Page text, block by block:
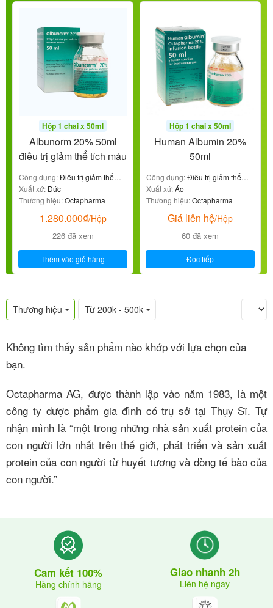
Hộp 1 chai x 50ml
Albunorm 20% 50ml
điều trị giảm thể tích máu
Công dụng:Điều trị giảm thể
tích máu
Xuất xứ:Đức
Thương hiệu:Octapharma
1.280.000₫/Hộp
226 đã xem
Thêm vào giỏ hàng
Hộp 1 chai x 50ml
Human Albumin 20%
50ml
Công dụng:Điều trị giảm thể
tích máu
Xuất xứ:Áo
Thương hiệu:Octapharma
Giá liên hệ/Hộp
60 đã xem
Đọc tiếp
Thương hiệu Từ 200k - 500k
Không tìm thấy sản phẩm nào khớp với lựa chọn của
bạn.
Octapharma AG, được thành lập vào năm 1983, là một
công ty dược phẩm gia đình có trụ sở tại Thụy Sĩ. Tự
nhận mình là “một trong những nhà sản xuất protein của
con người lớn nhất trên thế giới, phát triển và sản xuất
protein của con người từ huyết tương và dòng tế bào của
con người.”
Cam kết 100%
Hàng chính hãng
Giao nhanh 2h
Liên hệ ngay